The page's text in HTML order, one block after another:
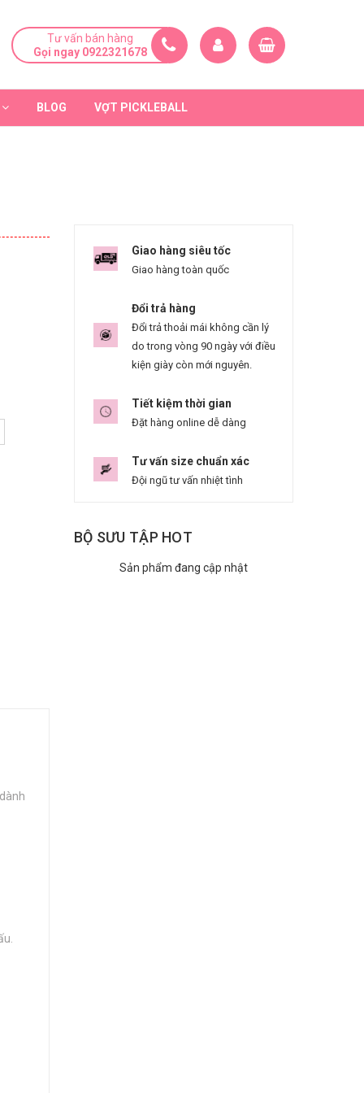
Tư vấn bán hàng
Gọi ngay 0922321678
BLOG VỢT PICKLEBALL
Giao hàng siêu tốc
Giao hàng toàn quốc
Đổi trả hàng
Đổi trả thoải mái không cần lý
do trong vòng 90 ngày với điều
kiện giày còn mới nguyên.
Tiết kiệm thời gian
Đặt hàng online dễ dàng
Tư vấn size chuẩn xác
Đội ngũ tư vấn nhiệt tình
BỘ SƯU TẬP HOT
Sản phẩm đang cập nhật